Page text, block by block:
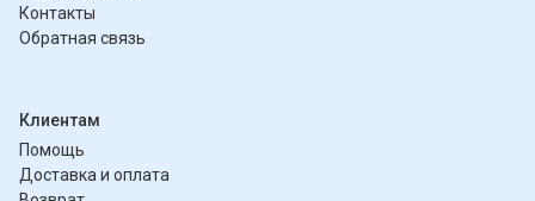
Контакты
Обратная связь
Клиентам
Помощь
Доставка и оплата